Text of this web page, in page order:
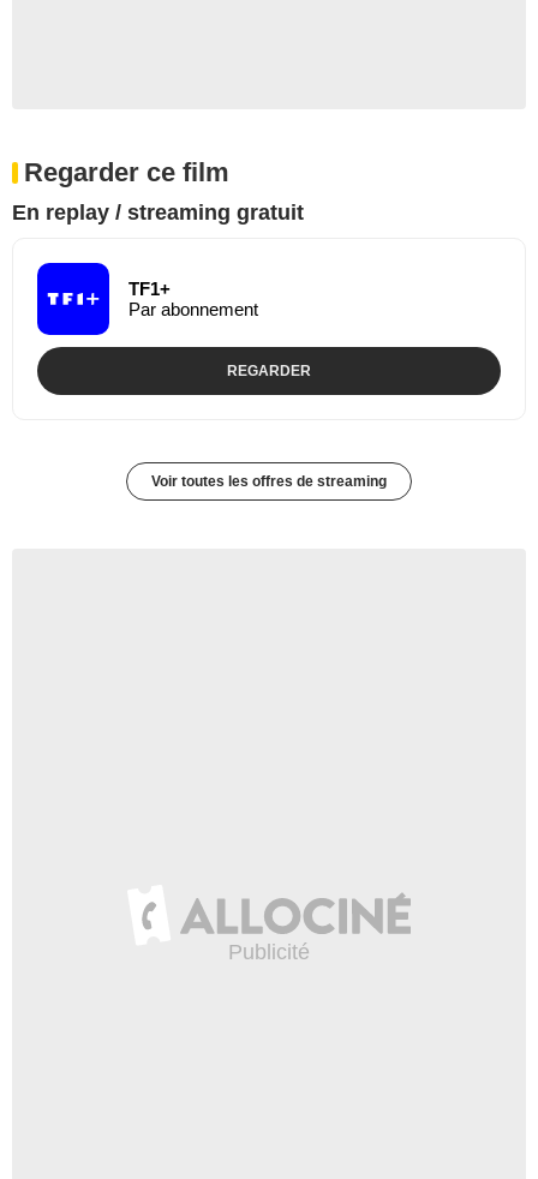
Regarder ce film
En replay / streaming gratuit
TF1+
Par abonnement
REGARDER
Voir toutes les offres de streaming